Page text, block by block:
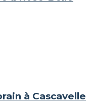
à Cascavelle